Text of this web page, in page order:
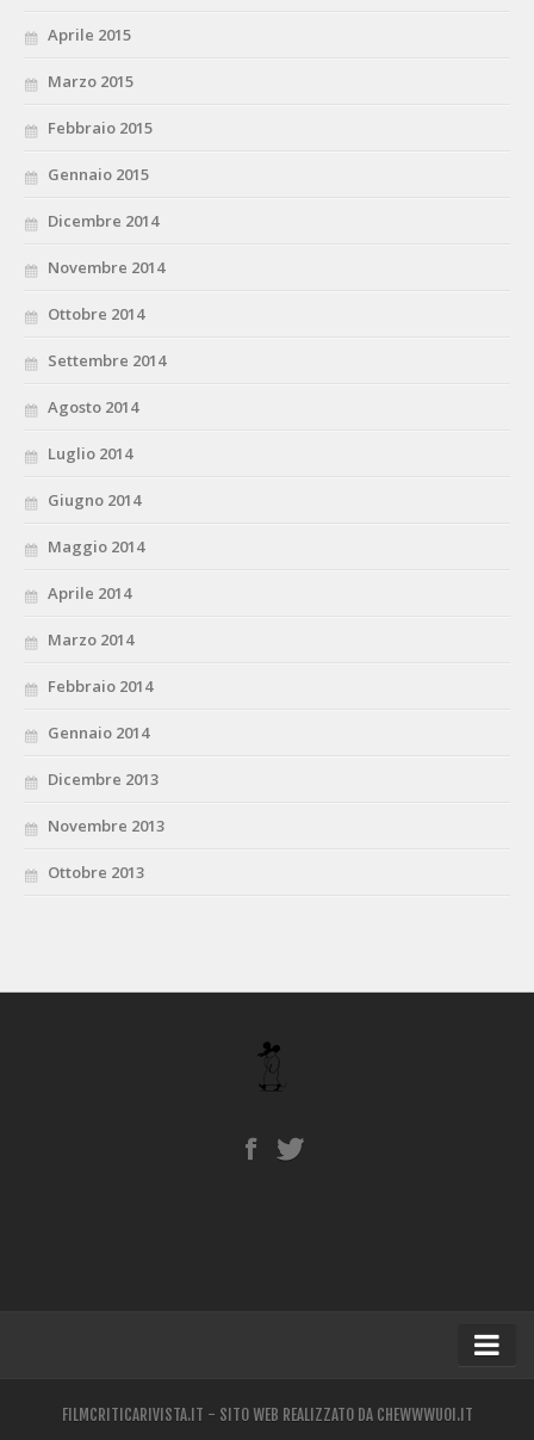
Aprile 2015
Marzo 2015
Febbraio 2015
Gennaio 2015
Dicembre 2014
Novembre 2014
Ottobre 2014
Settembre 2014
Agosto 2014
Luglio 2014
Giugno 2014
Maggio 2014
Aprile 2014
Marzo 2014
Febbraio 2014
Gennaio 2014
Dicembre 2013
Novembre 2013
Ottobre 2013
FILMCRITICARIVISTA.IT - SITO WEB REALIZZATO DA CHEWWWUOI.IT